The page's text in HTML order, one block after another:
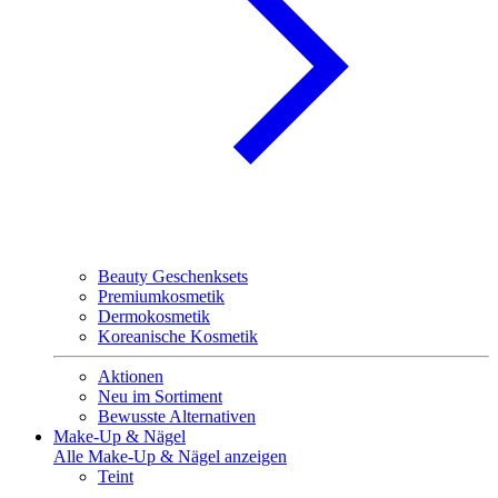
Beauty Geschenksets
Premiumkosmetik
Dermokosmetik
Koreanische Kosmetik
Aktionen
Neu im Sortiment
Bewusste Alternativen
Make-Up & Nägel
Alle Make-Up & Nägel anzeigen
Teint